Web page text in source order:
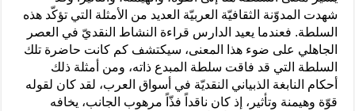
شهدت المدوّنة الثقافيّة العربيّة العديد من الأمثلة التي تؤكّد هذه
السلطة. فعندما يعيد الدارس قراءة النشاط النقديّ في العصر
الجاهلي على ضوء هذا المعنى، سيكتشف كم كانت حاضرة تلك
السلطة التي قد فاقت سلطة المبدع ذاته، ومن أمثلة ذلك
أحكام النابغة الذبياني النقديّة في أسواق العرب، لقد كان لقوله
قوّة وهيمنة وتأثير، إذ كان ناقداً فذّاً مرهوب الجانب، يخافه